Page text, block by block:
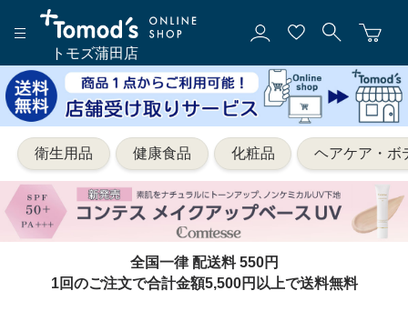
トモズ蒲田店
衛生用品 健康食品 化粧品 ヘアケア・ボ
全国一律 配送料 550円
1回のご注文で合計金額5,500円以上で送料無料